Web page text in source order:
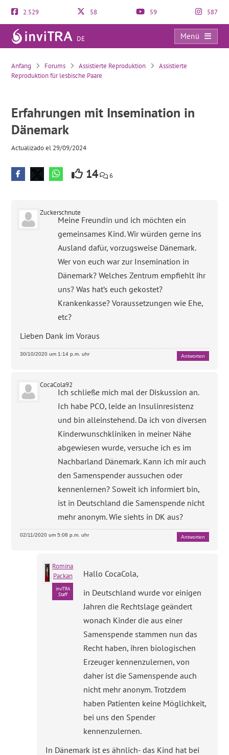
2.529 58 59 587
DE
Menü
Erfahrungen mit Insemination in Dänemark
Anfang Forums Assistierte Reproduktion
Assistierte
Reproduktion für lesbische Paare
Erfahrungen mit Insemination in
Dänemark
Actualizado el 29/09/2024
14 6
Zuckerschnute
Meine Freundin und ich möchten ein
gemeinsames Kind. Wir würden gerne ins
Ausland dafür, vorzugsweise Dänemark.
Wer von euch war zur Insemination in
Dänemark? Welches Zentrum empfiehlt ihr
uns? Was hat’s euch gekostet?
Krankenkasse? Voraussetzungen wie Ehe,
etc?
Lieben Dank im Voraus
30/10/2020 um 1:14 p.m. uhr Antworten
CocaCola92
Ich schließe mich mal der Diskussion an.
Ich habe PCO, leide an Insulinresistenz
und bin alleinstehend. Da ich von diversen
Kinderwunschkliniken in meiner Nähe
abgewiesen wurde, versuche ich es im
Nachbarland Dänemark. Kann ich mir auch
den Samenspender aussuchen oder
kennenlernen? Soweit ich informiert bin,
ist in Deutschland die Samenspende nicht
mehr anonym. Wie siehts in DK aus?
02/11/2020 um 5:08 p.m. uhr Antworten
Romina
Packan
inviTRA
Staff
Hallo CocaCola,
in Deutschland wurde vor einigen
Jahren die Rechtslage geändert
wonach Kinder die aus einer
Samenspende stammen nun das
Recht haben, ihren biologischen
Erzeuger kennenzulernen, von
daher ist die Samenspende auch
nicht mehr anonym. Trotzdem
haben Patienten keine Möglichkeit,
bei uns den Spender
kennenzulernen.
In Dänemark ist es ähnlich- das Kind hat bei